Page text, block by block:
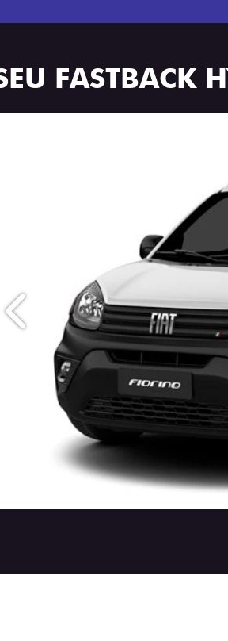
PreviousNext
SEU
Anterior